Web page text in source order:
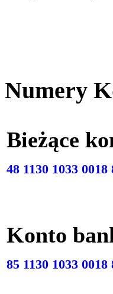
Numery
Bieżące
48 1130 1033 0018
Konto
85 1130 1033 0018